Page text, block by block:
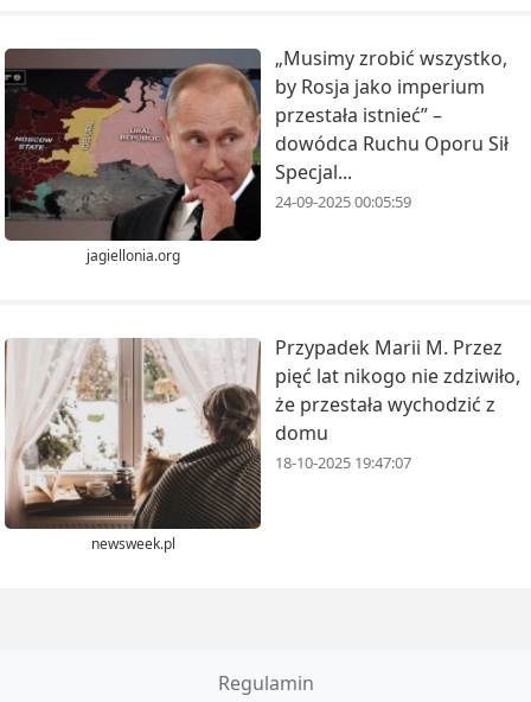
jagiellonia.org
„Musimy zrobić wszystko,
by Rosja jako imperium
przestała istnieć” –
dowódca Ruchu Oporu Sił
Specjal...
24-09-2025 00:05:59
newsweek.pl
Przypadek Marii M. Przez
pięć lat nikogo nie zdziwiło,
że przestała wychodzić z
domu
18-10-2025 19:47:07
Regulamin